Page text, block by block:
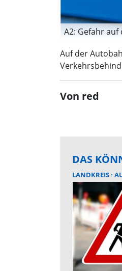
A2: Gefahr
Auf der
Von red
DAS
LANDKREIS